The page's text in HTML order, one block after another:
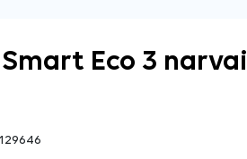
Eco 3 narvai